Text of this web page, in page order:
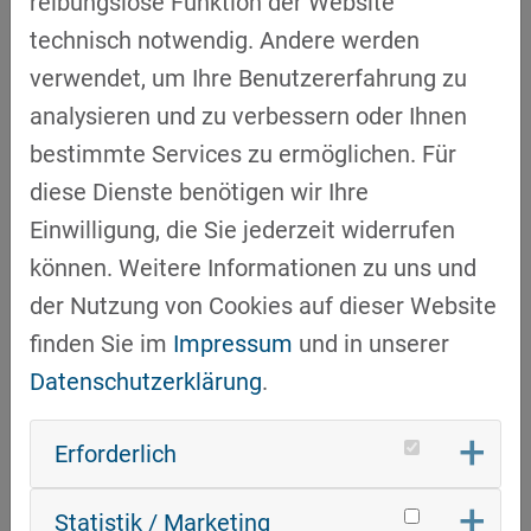
optimierten Bedingungen – keine echte
Autonomie im Tagesgeschäft.
Dem gegenüber steht die Realität bewährter
Systeme: Fahrerlose Transportsysteme
(AGV) und autonome mobile Roboter (AMR)
laufen heute tausendfach im industriellen
Betrieb – für Palettentransporte, Milk Runs
und Produktionsversorgung, mit einem ROI
von 0,5 bis 2 Jahren. Autonome
Hochhubwagen und Schubmaststapler
standardisierte Prozesse, stabile
Infrastruktur und definierte Umgebungen
technisch notwendig. Andere werden
verwendet, um Ihre Benutzererfahrung zu
analysieren und zu verbessern oder Ihnen
bestimmte Services zu ermöglichen. Für
diese Dienste benötigen wir Ihre
Einwilligung, die Sie jederzeit widerrufen
können. Weitere Informationen zu uns und
der Nutzung von Cookies auf dieser Website
finden Sie im Impressum und in unserer
Datenschutzerklärung.
Erforderlich
Statistik / Marketing